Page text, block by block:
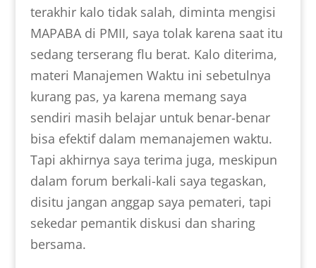
terakhir kalo tidak salah, diminta mengisi
MAPABA di PMII, saya tolak karena saat itu
sedang terserang flu berat. Kalo diterima,
materi Manajemen Waktu ini sebetulnya
kurang pas, ya karena memang saya
sendiri masih belajar untuk benar-benar
bisa efektif dalam memanajemen waktu.
Tapi akhirnya saya terima juga, meskipun
dalam forum berkali-kali saya tegaskan,
disitu jangan anggap saya pemateri, tapi
sekedar pemantik diskusi dan sharing
bersama.